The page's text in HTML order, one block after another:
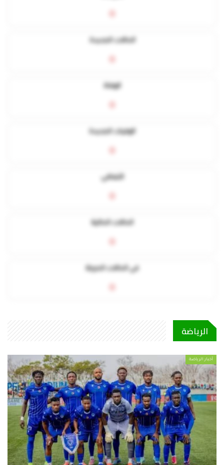
0
الحالات الجديدة
0
الوفاة
0
الوفيات الجديدة
0
التعافي
0
الحالات الحالية
0
في الحالات الحرجة
0
الرياضة
أخبار الرياضة